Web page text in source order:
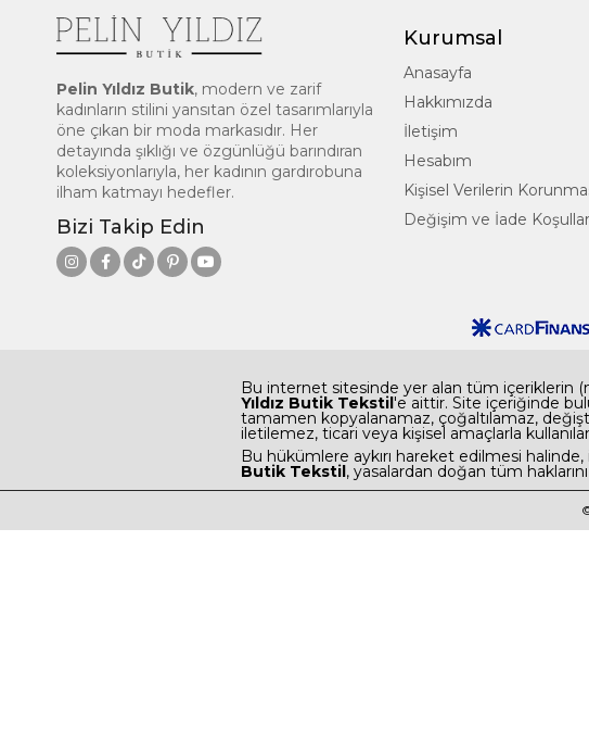
Pelin Yıldız Butik, modern ve zarif
kadınların stilini yansıtan özel tasarımlarıyla
öne çıkan bir moda markasıdır. Her
detayında şıklığı ve özgünlüğü barındıran
koleksiyonlarıyla, her kadının gardırobuna
ilham katmayı hedefler.
Bizi Takip Edin
Kurumsal
Anasayfa
Hakkımızda
İletişim
Hesabım
Kişisel Verilerin
Değişim ve İade
Bu internet sitesinde yer alan tüm içeriklerin
Yıldız Butik Tekstil 'e aittir. Site içeriğinde
tamamen kopyalanamaz, çoğaltılamaz,
iletilemez, ticari veya kişisel amaçlarla
Bu hükümlere aykırı hareket edilmesi
Butik Tekstil , yasalardan doğan tüm